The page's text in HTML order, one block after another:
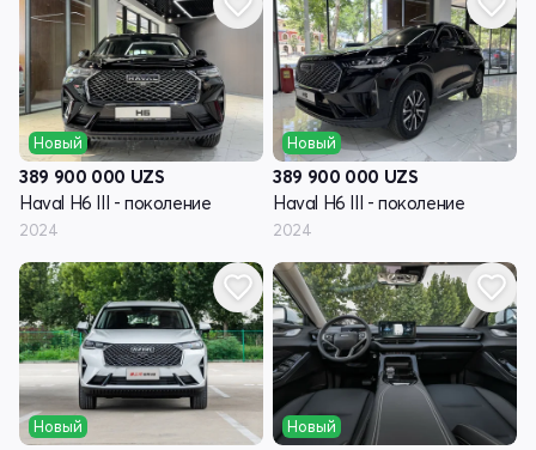
Новый
389 900 000 UZS
Haval H6 III - поколение
2024
Новый
389 900 000 UZS
Haval H6 III - поколение
2024
Новый Новый